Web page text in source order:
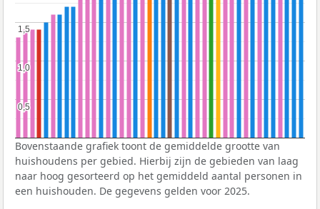
0,5
0,5
1,0
1,0
1,5
1,5
Bovenstaande grafiek toont de gemiddelde grootte van
huishoudens per gebied. Hierbij zijn de gebieden van laag
naar hoog gesorteerd op het gemiddeld aantal personen in
een huishouden. De gegevens gelden voor 2025.